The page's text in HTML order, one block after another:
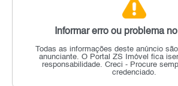
Informar erro ou problema
Todas as informações deste anúncio
anunciante. O Portal ZS Imóvel fica
responsabilidade. Creci - Procure
credenciado.